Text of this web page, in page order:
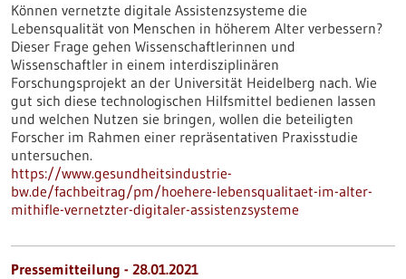
Können vernetzte digitale Assistenzsysteme die
Lebensqualität von Menschen in höherem Alter verbessern?
Dieser Frage gehen Wissenschaftlerinnen und
Wissenschaftler in einem interdisziplinären
Forschungsprojekt an der Universität Heidelberg nach. Wie
gut sich diese technologischen Hilfsmittel bedienen lassen
und welchen Nutzen sie bringen, wollen die beteiligten
Forscher im Rahmen einer repräsentativen Praxisstudie
untersuchen.
https://www.gesundheitsindustrie-
bw.de/fachbeitrag/pm/hoehere-lebensqualitaet-im-alter-
mithifle-vernetzter-digitaler-assistenzsysteme
Pressemitteilung - 28.01.2021